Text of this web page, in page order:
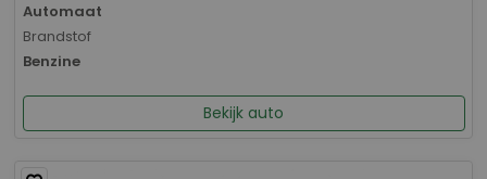
Automaat
Brandstof
Benzine
Bekijk auto